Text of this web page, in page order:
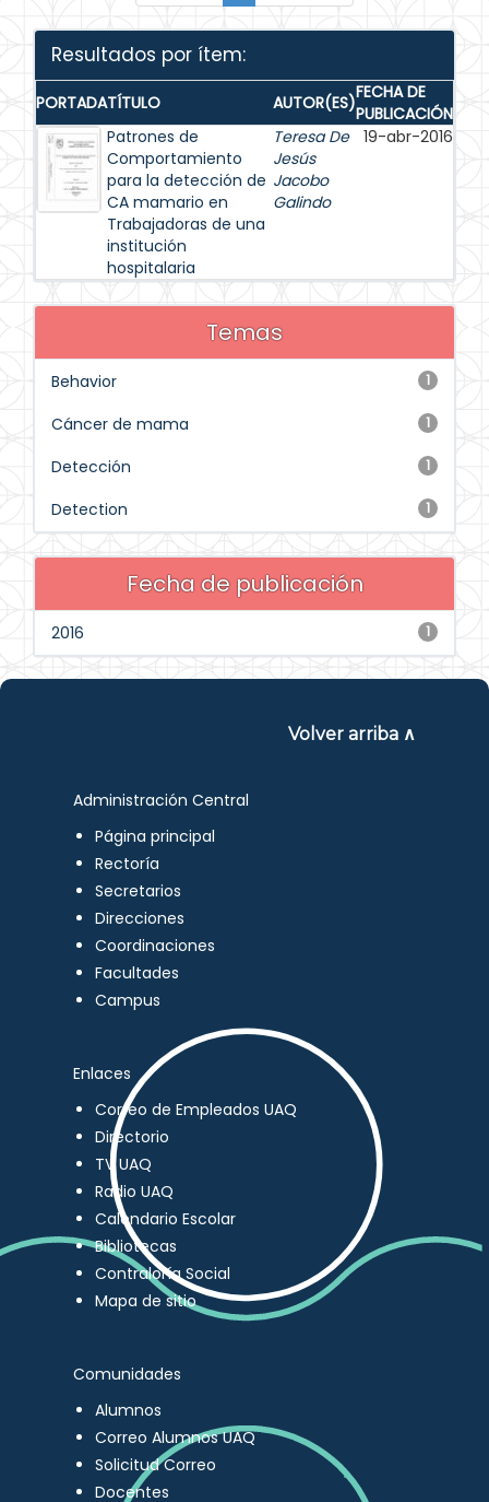
Resultados por ítem:
PORTADATÍTULO AUTOR(ES)FECHA DE
PUBLICACIÓN
Patrones de
Comportamiento
para la detección de
CA mamario en
Trabajadoras de una
institución
hospitalaria
Teresa De
Jesús
Jacobo
Galindo
19-abr-2016
Temas
1
Behavior
1
Cáncer de mama
1
Detección
1
Detection
Fecha de publicación
1
2016
Volver arriba ∧
Administración Central
Página principal
Rectoría
Secretarios
Direcciones
Coordinaciones
Facultades
Campus
Enlaces
Correo de Empleados UAQ
Directorio
TV UAQ
Radio UAQ
Calendario Escolar
Bibliotecas
Contraloría Social
Mapa de sitio
Comunidades
Alumnos
Correo Alumnos UAQ
Solicitud Correo
Docentes